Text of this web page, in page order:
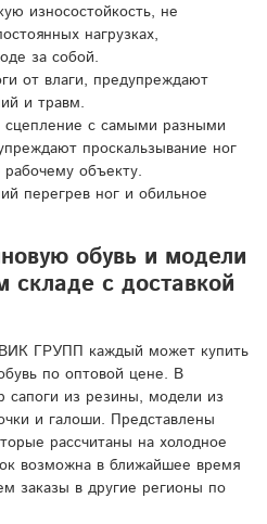
износостойкость, не
нагрузках,
за собой.
от влаги, предупреждают
и травм.
сцепление с самыми разными
проскальзывание ног
объекту.
перегрев ног и обильное
обувь и модели
с доставкой
ГРУПП каждый может купить
по оптовой цене. В
сапоги из резины, модели из
и галоши. Представлены
рассчитаны на холодное
возможна в ближайшее время
заказы в другие регионы по